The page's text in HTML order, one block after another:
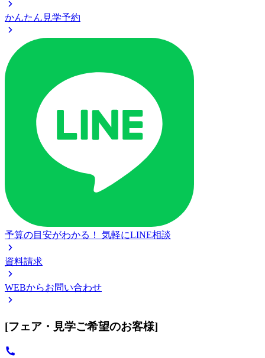
かんたん見学予約
予算の目安がわかる！ 気軽にLINE相談
資料請求
WEBからお問い合わせ
[フェア・見学ご希望のお客様]